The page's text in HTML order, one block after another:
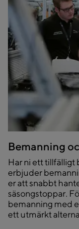
Bemanning
Har ni ett tillfälligt
erbjuder
er att snabbt
säsongstoppar.
bemanning med
ett utmärkt